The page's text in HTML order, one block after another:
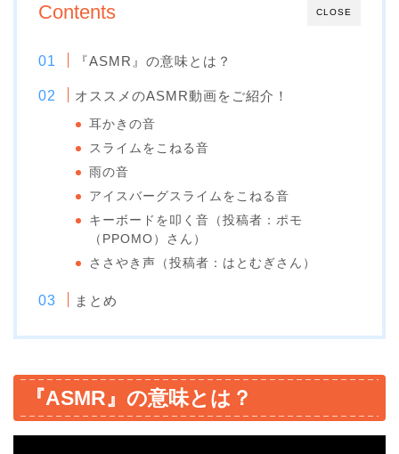
CLOSE
Contents
『ASMR』の意味とは？
オススメのASMR動画をご紹介！
耳かきの音
スライムをこねる音
雨の音
アイスバーグスライムをこねる音
キーボードを叩く音（投稿者：ポモ
（PPOMO）さん）
ささやき声（投稿者：はとむぎさん）
まとめ
『ASMR』の意味とは？